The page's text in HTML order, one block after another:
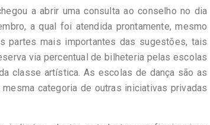
a abrir uma consulta ao conselho no dia
a qual foi atendida prontamente, mesmo
partes mais importantes das sugestões, tais
via percentual de bilheteria pelas escolas
classe artística. As escolas de dança são as
categoria de outras iniciativas privadas